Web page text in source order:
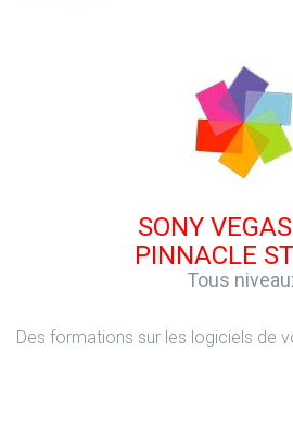
SONY
PINNACLE
Tous
Des formations sur les logiciels de